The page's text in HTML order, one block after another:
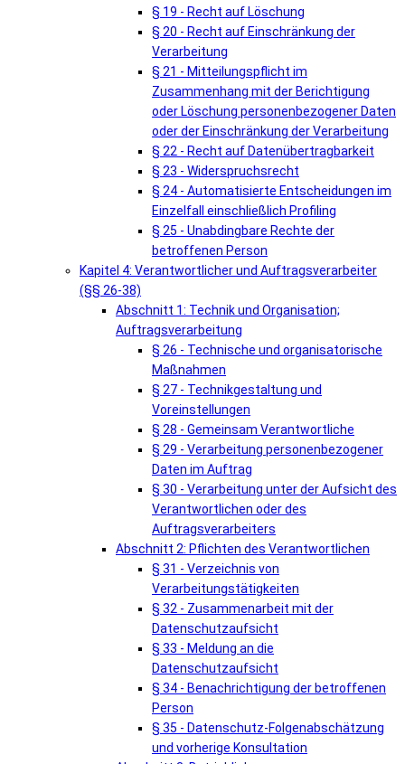
§ 19 - Recht auf Löschung
§ 20 - Recht auf Einschränkung der
Verarbeitung
§ 21 - Mitteilungspflicht im
Zusammenhang mit der Berichtigung
oder Löschung personenbezogener Daten
oder der Einschränkung der Verarbeitung
§ 22 - Recht auf Datenübertragbarkeit
§ 23 - Widerspruchsrecht
§ 24 - Automatisierte Entscheidungen im
Einzelfall einschließlich Profiling
§ 25 - Unabdingbare Rechte der
betroffenen Person
Kapitel 4: Verantwortlicher und Auftragsverarbeiter
(§§ 26-38)
Abschnitt 1: Technik und Organisation;
Auftragsverarbeitung
§ 26 - Technische und organisatorische
Maßnahmen
§ 27 - Technikgestaltung und
Voreinstellungen
§ 28 - Gemeinsam Verantwortliche
§ 29 - Verarbeitung personenbezogener
Daten im Auftrag
§ 30 - Verarbeitung unter der Aufsicht des
Verantwortlichen oder des
Auftragsverarbeiters
Abschnitt 2: Pflichten des Verantwortlichen
§ 31 - Verzeichnis von
Verarbeitungstätigkeiten
§ 32 - Zusammenarbeit mit der
Datenschutzaufsicht
§ 33 - Meldung an die
Datenschutzaufsicht
§ 34 - Benachrichtigung der betroffenen
Person
§ 35 - Datenschutz-Folgenabschätzung
und vorherige Konsultation